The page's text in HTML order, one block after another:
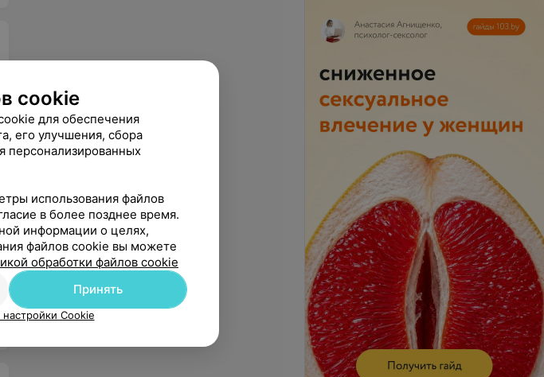
cookie
для обеспечения
его улучшения, сбора
персонализированных
использования файлов
в более позднее время.
информации о целях,
файлов cookie вы можете
обработки файлов cookie
Принять
Cookie